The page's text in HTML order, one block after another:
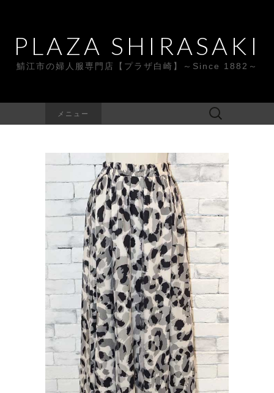
PLAZA SHIRASAKI
鯖江市の婦人服専門店【プラザ白崎】～Since 1882～
メニュー
検
索: